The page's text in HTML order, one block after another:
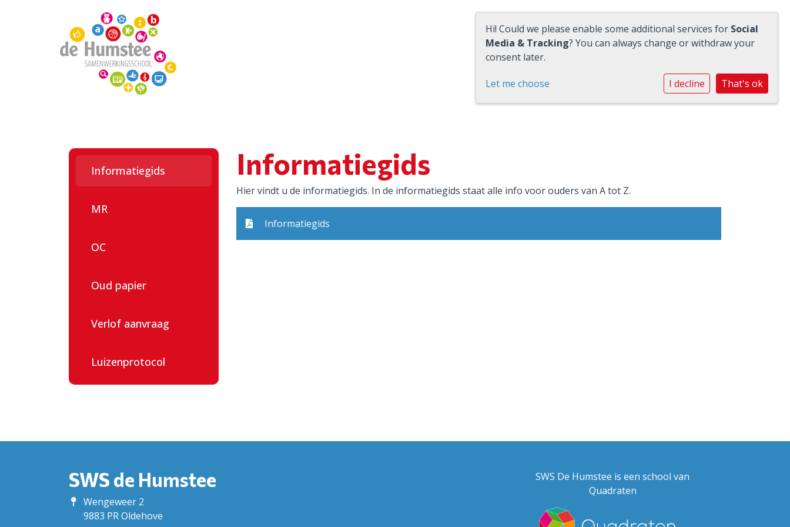
Voor oudersInformatiegids
MR
OC
Oud papier
Verlof aanvraag
Luizenprotocol
Informatiegids
Hier vindt u de informatiegids. In de informatiegids staat alle info voor ouders van A tot Z.
Informatiegids
SWS de Humstee
Wengeweer 2
9883 PR Oldehove
SWS De Humstee is een school van
Quadraten
Hi! Could we please enable some additional services for Social
Media & Tracking? You can always change or withdraw your
consent later.
Let me choose I decline That's ok